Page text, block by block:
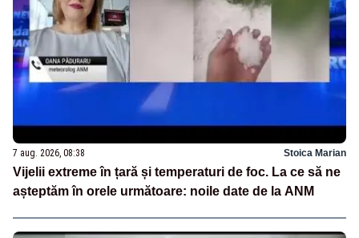
7 aug. 2026, 08:38 Stoica Marian
Vijelii extreme în țară și temperaturi de foc. La ce să ne
așteptăm în orele următoare: noile date de la ANM